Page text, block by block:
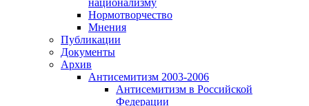
национализму
Нормотворчество
Мнения
Публикации
Документы
Архив
Антисемитизм 2003-2006
Антисемитизм в Российской
Федерации